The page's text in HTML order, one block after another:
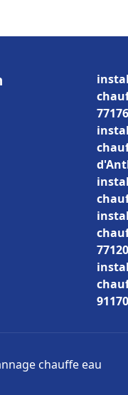
77176
77120
91170
chauffe eau